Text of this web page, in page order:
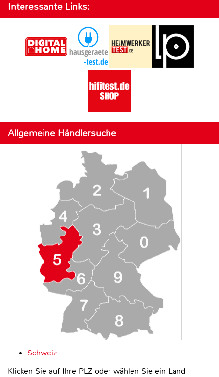
Interessante Links:
Allgemeine Händlersuche
Schweiz
Klicken Sie auf Ihre PLZ oder wählen Sie ein Land